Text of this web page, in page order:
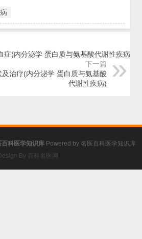
症(内分泌学 蛋白质与氨基酸代谢性疾病)
下一篇
治疗(内分泌学 蛋白质与氨基酸
代谢性疾病)
百科医学知识库 Powered by 名医百科医学知识库
By 百科名医网